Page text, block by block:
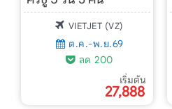
ทัวร์ในประเทศ
จัดกรุ๊ปในประเทศ
VIETJET (VZ)
ต.ค.-พ.ย.69
ลด 200
เริ่มต้น
27,888